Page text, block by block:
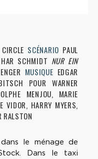
SCÉNARIO PAUL
SCHMIDT NUR EIN
MUSIQUE EDGAR
POUR WARNER
MENJOU, MARIE
VIDOR, HARRY MYERS,
RALSTON
le ménage de
Dans le taxi